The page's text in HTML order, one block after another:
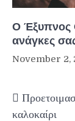
O Έξυπνος
ανάγκες
November 2,
καλοκαίρι